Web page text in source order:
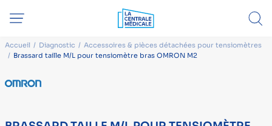
Accueil Diagnostic
Accessoires & pièces détachées pour tensiomètres
Brassard taille M/L pour tensiomètre bras OMRON M2